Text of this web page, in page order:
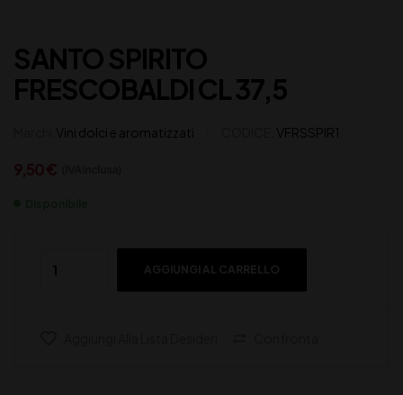
SANTO SPIRITO
FRESCOBALDI CL 37,5
Vini dolci e aromatizzati VFRSSPIR1
AGGIUNGI AL CARRELLO